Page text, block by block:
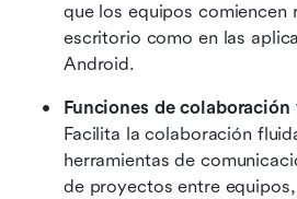
que los equipos comiencen
escritorio como en las
Android.
Funciones de
Facilita la colaboración
herramientas de
de proyectos entre